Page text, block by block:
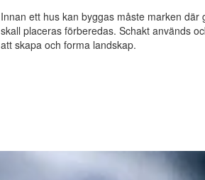
Innan ett hus kan byggas måste marken där
skall placeras förberedas. Schakt används
att skapa och forma landskap.